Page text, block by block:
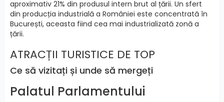
aproximativ 21% din produsul intern brut al țării. Un sfert
din producția industrială a României este concentrată în
București, aceasta fiind cea mai industrializată zonă a
țării.
ATRACȚII TURISTICE DE TOP
Ce să vizitați și unde să mergeți
Palatul Parlamentului